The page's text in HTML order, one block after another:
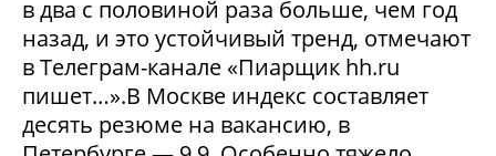
в два с половиной раза больше, чем год
назад, и это устойчивый тренд, отмечают
в Телеграм-канале «Пиарщик hh.ru
пишет…».В Москве индекс составляет
десять резюме на вакансию, в